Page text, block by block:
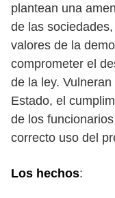
plantean una
de las
valores de la
comprometer el
de la ley.
Estado, el
de los
correcto uso del
Los hechos: